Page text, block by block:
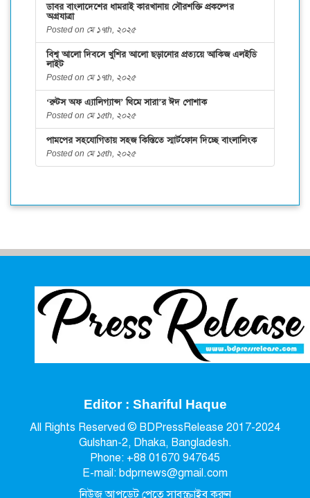
ডাবর বাংলাদেশের ধামরাই কারখানায় সৌরশক্তি প্রকল্পের
অগ্রযাত্রা
Posted on মে ১৭th, ২০২৫
বিশ্ব আলো দিবসে খুশির আলো ছড়ানোর প্রত্যয়ে আকিজ এলইডি
লাইট
Posted on মে ১৭th, ২০২৫
‘রুটস অফ এ্যালিগ্যান্স’ থিমে সারা’র ঈদ পোশাক
Posted on মে ১৫th, ২০২৫
পামপের সহযোগিতায় সহজ কিস্তিতে স্মার্টফোন দিচ্ছে বাংলালিংক
Posted on মে ১৫th, ২০২৫
Editor : Shariful Haque
All Rights Reserved © BDPressRelease 2017-2024
Gulshan-2, Dhaka, Bangladesh.
Phone: +88 01670 947645
E-mail: bdprnews@gmail.com
নিউজ আপডেট পেতে সাবস্ক্রাইব করুন